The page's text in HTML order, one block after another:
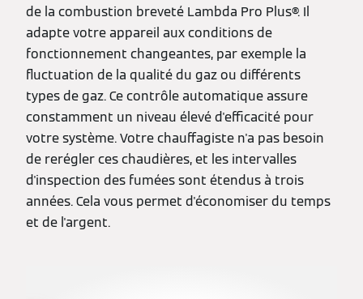
de la combustion breveté Lambda Pro Plus®. Il
adapte votre appareil aux conditions de
fonctionnement changeantes, par exemple la
fluctuation de la qualité du gaz ou différents
types de gaz. Ce contrôle automatique assure
constamment un niveau élevé d'efficacité pour
votre système. Votre chauffagiste n'a pas besoin
de rerégler ces chaudières, et les intervalles
d'inspection des fumées sont étendus à trois
années. Cela vous permet d'économiser du temps
et de l'argent.